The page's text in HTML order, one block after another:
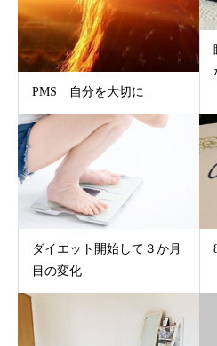
PMS 自分を大切に
ダイエット開始して３か月
目の変化